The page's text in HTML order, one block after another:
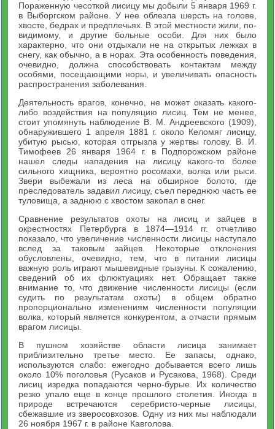
Пораженную чесоткой лисицу мы добыли 5 января 1969 г.
в Выборгском районе. У нее облезла шерсть на голове,
хвосте, бедрах и предплечьях. В этой местности жили, по-
видимому, и другие больные особи. Для них было
характерно, что они отдыхали не на открытых лежках в
снегу, как обычно, а в норах. Эта особенность поведения,
очевидно, должна способствовать контактам между
особями, посещающими норы, и увеличивать опасность
распространения заболевания.
Деятельность врагов, конечно, не может оказать какого-
либо воздействия на популяцию лисиц. Тем не менее,
стоит упомянуть наблюдение В. М. Андреевского (1909),
обнаружившего 1 апреля 1881 г. около Келомяг лисицу,
убитую рысью, которая отгрызла у жертвы голову. В. И.
Тимофеев 26 января 1964 г. в Подпорожском районе
нашел следы нападения на лисицу какого-то более
сильного хищника, вероятно росомахи, волка или рыси.
Звери выбежали из леса на обширное болото, где
преследователь задавил лисицу, съел переднюю часть ее
туловища, а заднюю с хвостом закопал в снег.
Сравнение результатов охоты на лисиц и зайцев в
окрестностях Петербурга в 1874—1914 гг. отчетливо
показало, что увеличение численности лисицы наступало
вслед за таковым зайцев. Некоторые отклонения
обусловлены, очевидно, тем, что в питании лисицы
важную роль играют мышевидные грызуны. К сожалению,
сведений об их флюктуациях нет. Обращает также
внимание то, что движение численности лисицы (если
судить по результатам охоты) в общем обратно
пропорционально изменениям численности популяции
волка, который является конкурентом, а отчасти прямым
врагом лисицы.
В пушном хозяйстве области лисица занимает
приблизительно третье место. Ее запасы, однако,
используются слабо: ежегодно добывается всего лишь
около 10% поголовья (Русаков и Русакова, 1968). Среди
лисиц изредка попадаются черно-бурые. Их количество
резко упало еще в конце прошлого столетия. Иногда в
природе встречаются серебристо-черные лисицы,
сбежавшие из зверосовхозов. Одну из них мы наблюдали
26 ноября 1967 г. в районе Кавголова.